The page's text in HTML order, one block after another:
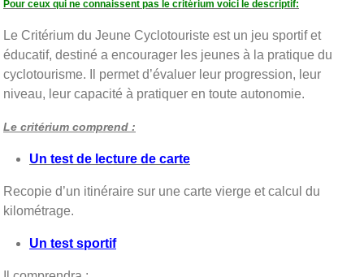
Pour ceux qui ne connaissent pas le critérium voici le descriptif:
Le Critérium du Jeune Cyclotouriste est un jeu sportif et
éducatif, destiné a encourager les jeunes à la pratique du
cyclotourisme. Il permet d’évaluer leur progression, leur
niveau, leur capacité à pratiquer en toute autonomie.
Le critérium comprend :
Un test de lecture de carte
Recopie d’un itinéraire sur une carte vierge et calcul du
kilométrage.
Un test sportif